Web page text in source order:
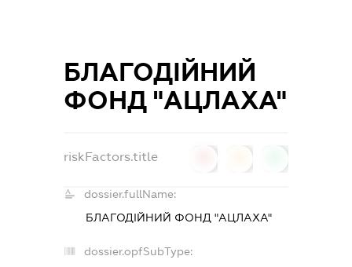
БЛАГОДІЙНИЙ
ФОНД "АЦЛАХА"
riskFactors.title
dossier.fullName:
БЛАГОДІЙНИЙ ФОНД "АЦЛАХА"
dossier.opfSubType: